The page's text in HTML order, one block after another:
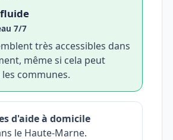
7/7
très accessibles dans
même si cela peut
communes.
d'aide à domicile
le Haute-Marne.